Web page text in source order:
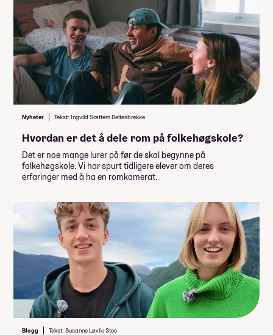
Nyheter Tekst: Ingvild Sættem Beltesbrekke
Hvordan er det å dele rom på folkehøgskole?
Det er noe mange lurer på før de skal begynne på
folkehøgskole. Vi har spurt tidligere elever om deres
erfaringer med å ha en romkamerat.
Blogg Tekst: Susanne Løvlie Stee